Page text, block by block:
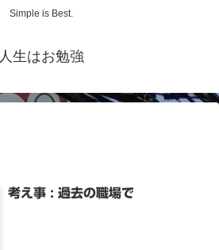
Simple is Best.
人生はお勉強
考え事 : 過去の職場で